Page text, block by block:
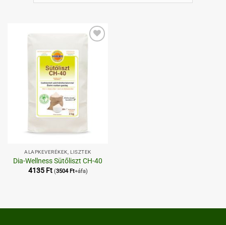
Kedvenceimhez
ALAPKEVERÉKEK, LISZTEK
Dia-Wellness Sütőliszt CH-40
4135 Ft (3504 Ft+áfa)